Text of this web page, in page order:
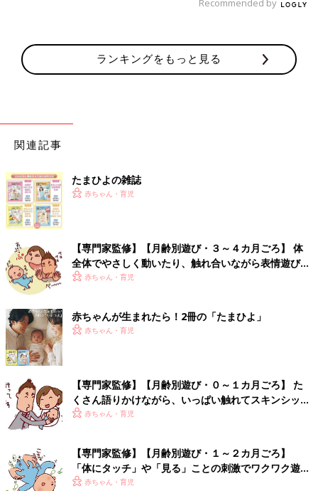
Recommended by
ランキングをもっと見る
関連記事
たまひよの雑誌
赤ちゃん・育児
【専門家監修】【月齢別遊び・３～４カ月ごろ】 体
全体でやさしく動いたり、触れ合いながら表情遊びを
しよう
赤ちゃん・育児
赤ちゃんが生まれたら！2冊の「たまひよ」
赤ちゃん・育児
【専門家監修】【月齢別遊び・０～１カ月ごろ】 た
くさん語りかけながら、いっぱい触れてスキンシップ
遊びを
赤ちゃん・育児
【専門家監修】【月齢別遊び・１～２カ月ごろ】
「体にタッチ」や「見る」ことの刺激でワクワク遊ぼ
う 赤ちゃん・育児